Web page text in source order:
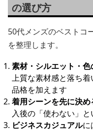
の選び方
50代メンズのベストコ
を整理します。
素材・シルエット・色
上質な素材感と落ち
品格を加えます
着用シーンを先に決め
入後の「使わない」
ビジネスカジュアルに